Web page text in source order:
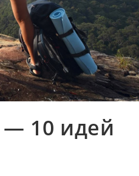
— 10 идей